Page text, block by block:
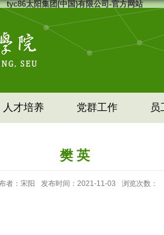
tyc86太阳集团(中国)有限公司-官方网站
人才培养 党群工作 员
樊 英
者：宋阳 发布时间：2021-11-03 浏览次数：